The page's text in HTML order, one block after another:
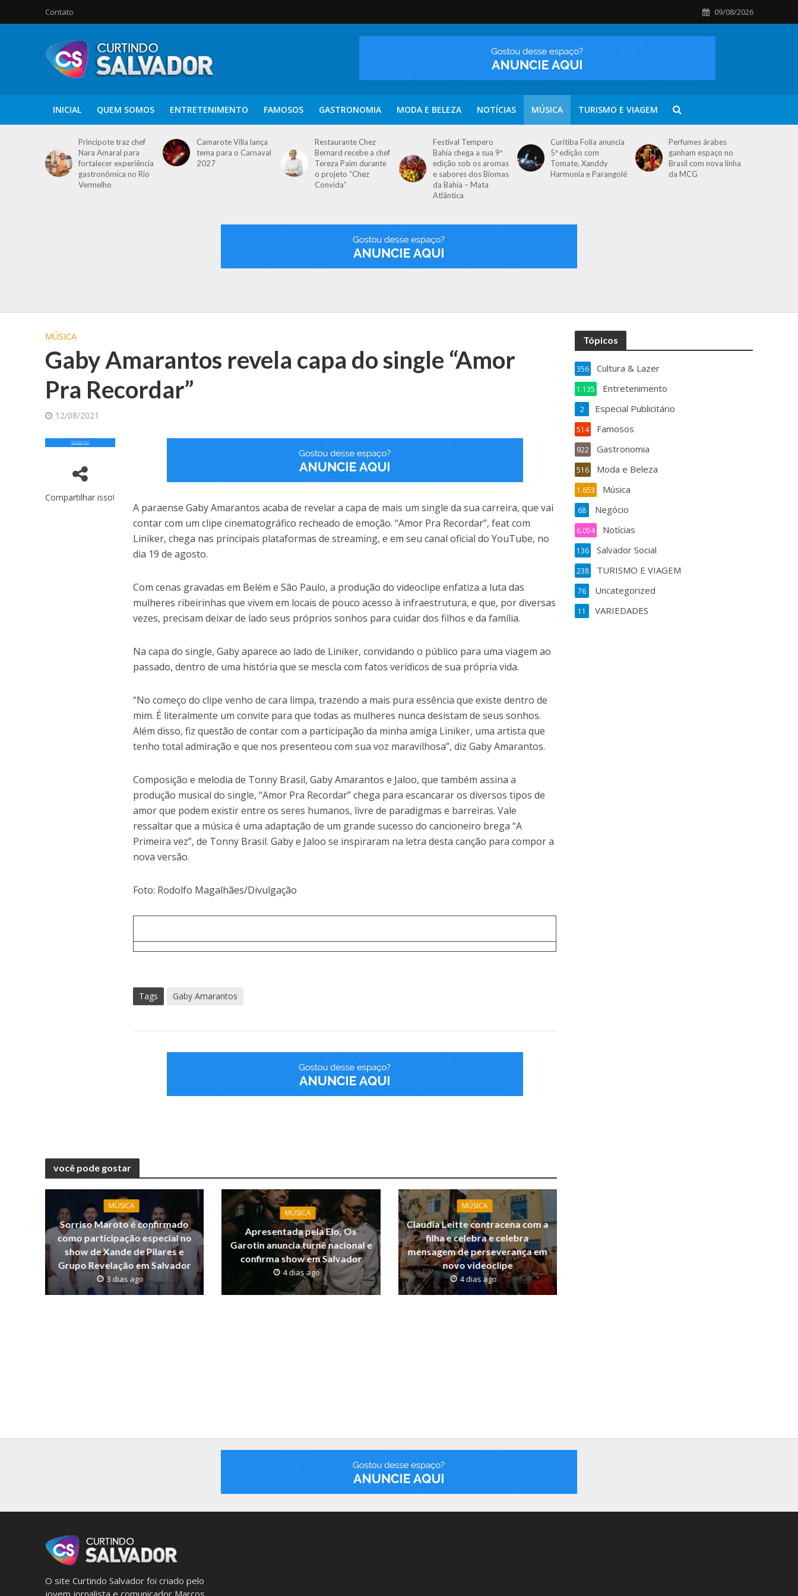
Contato 09/08/2026
INICIAL QUEM SOMOS ENTRETENIMENTO FAMOSOS GASTRONOMIA MODA E BELEZA NOTÍCIAS MÚSICA TURISMO E VIAGEM
Principote traz chef
Nara Amaral para
fortalecer experiência
gastronômica no Rio
Vermelho
Camarote Villa lança
tema para o Carnaval
2027
Restaurante Chez
Bernard recebe a chef
Tereza Paim durante
o projeto “Chez
Convida”
Festival Tempero
Bahia chega a sua 9ª
edição sob os aromas
e sabores dos Biomas
da Bahia – Mata
Atlântica
Curitiba Folia anuncia
5ª edição com
Tomate, Xanddy
Harmonia e Parangolé
Perfumes árabes
ganham espaço no
Brasil com nova linha
da MCG
MÚSICA
Gaby Amarantos revela capa do single “Amor
Pra Recordar”
12/08/2021
Compartilhar isso!
A paraense Gaby Amarantos acaba de revelar a capa de mais um single da sua carreira, que vai
contar com um clipe cinematográfico recheado de emoção. “Amor Pra Recordar”, feat com
Liniker, chega nas principais plataformas de streaming, e em seu canal oficial do YouTube, no
dia 19 de agosto.
Com cenas gravadas em Belém e São Paulo, a produção do videoclipe enfatiza a luta das
mulheres ribeirinhas que vivem em locais de pouco acesso à infraestrutura, e que, por diversas
vezes, precisam deixar de lado seus próprios sonhos para cuidar dos filhos e da família.
Na capa do single, Gaby aparece ao lado de Liniker, convidando o público para uma viagem ao
passado, dentro de uma história que se mescla com fatos verídicos de sua própria vida.
“No começo do clipe venho de cara limpa, trazendo a mais pura essência que existe dentro de
mim. É literalmente um convite para que todas as mulheres nunca desistam de seus sonhos.
Além disso, fiz questão de contar com a participação da minha amiga Liniker, uma artista que
tenho total admiração e que nos presenteou com sua voz maravilhosa”, diz Gaby Amarantos.
Composição e melodia de Tonny Brasil, Gaby Amarantos e Jaloo, que também assina a
produção musical do single, “Amor Pra Recordar” chega para escancarar os diversos tipos de
amor que podem existir entre os seres humanos, livre de paradigmas e barreiras. Vale
ressaltar que a música é uma adaptação de um grande sucesso do cancioneiro brega “A
Primeira vez”, de Tonny Brasil. Gaby e Jaloo se inspiraram na letra desta canção para compor a
nova versão.
Foto: Rodolfo Magalhães/Divulgação
Tags Gaby Amarantos
você pode gostar
MÚSICA
Sorriso Maroto é confirmado
como participação especial no
show de Xande de Pilares e
Grupo Revelação em Salvador
3 dias ago
MÚSICA
Apresentada pela Elo, Os
Garotin anuncia turnê nacional e
confirma show em Salvador
4 dias ago
MÚSICA
Claudia Leitte contracena com a
filha e celebra e celebra
mensagem de perseverança em
novo videoclipe
4 dias ago
Tópicos
Cultura & Lazer
356
Entretenimento
1.135
Especial Publicitário
2
Famosos
514
Gastronomia
922
Moda e Beleza
516
Música
1.653
Negócio
68
Notícias
6.054
Salvador Social
136
TURISMO E VIAGEM
238
Uncategorized
76
VARIEDADES
11
O site Curtindo Salvador foi criado pelo